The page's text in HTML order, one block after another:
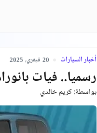
أخبار السيارات 20 فيفري, 2025
رسميا.. فيات
بواسطة:كريم خالدي